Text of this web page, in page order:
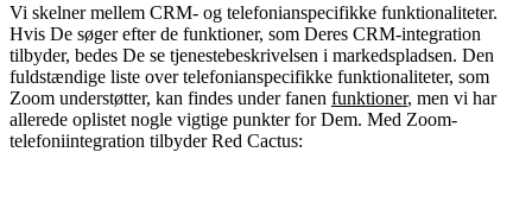
Vi skelner mellem CRM- og telefonianspecifikke funktionaliteter.
Hvis De søger efter de funktioner, som Deres CRM-integration
tilbyder, bedes De se tjenestebeskrivelsen i markedspladsen. Den
fuldstændige liste over telefonianspecifikke funktionaliteter, som
Zoom understøtter, kan findes under fanen funktioner, men vi har
allerede oplistet nogle vigtige punkter for Dem. Med Zoom-
telefoniintegration tilbyder Red Cactus: